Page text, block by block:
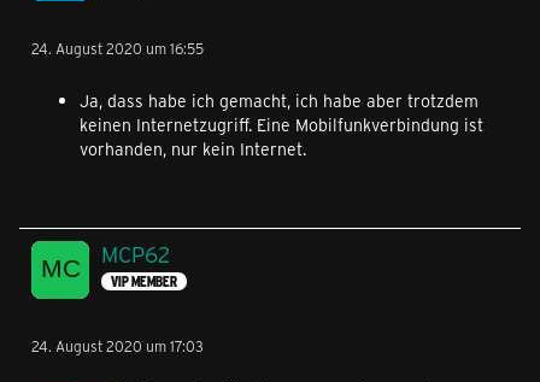
24. August 2020 um 16:55
Ja, dass habe ich gemacht, ich habe aber trotzdem
keinen Internetzugriff. Eine Mobilfunkverbindung ist
vorhanden, nur kein Internet.
MCP62
VIP MEMBER
24. August 2020 um 17:03